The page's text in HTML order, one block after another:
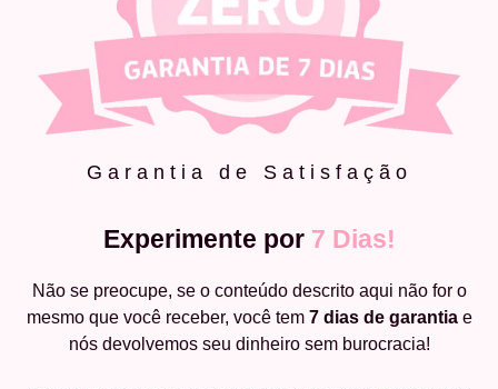
Garantia de Satisfação
Experimente por 7 Dias!
Não se preocupe, se o conteúdo descrito aqui não for o
mesmo que você receber, você tem 7 dias de garantiae
nós devolvemos seu dinheiro sem burocracia!